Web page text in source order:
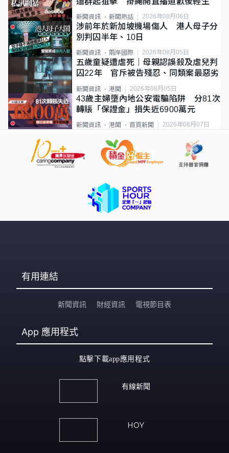
新聞資訊 新聞熱話 2026年08月06日
涉前年於新加坡機場傷人 港人母子分
別判囚半年、10日
新聞資訊 兩岸國際 2026年08月05日
五歲童疑遭虐死｜母親認誤殺及虐兒判
囚22年 官斥被告殘忍、同類案最惡劣
新聞資訊 港聞 2026年08月05日
43歲主婦墮內地公安電騙陷阱 分81次
轉賬「保證金」損失近6900萬元
新聞資訊 港聞 首頁新聞 2026年08月07日
有用連結
新聞資訊 財經資訊 電視節目表
App 應用程式
點擊下載app應用程式
有線新聞
HOY